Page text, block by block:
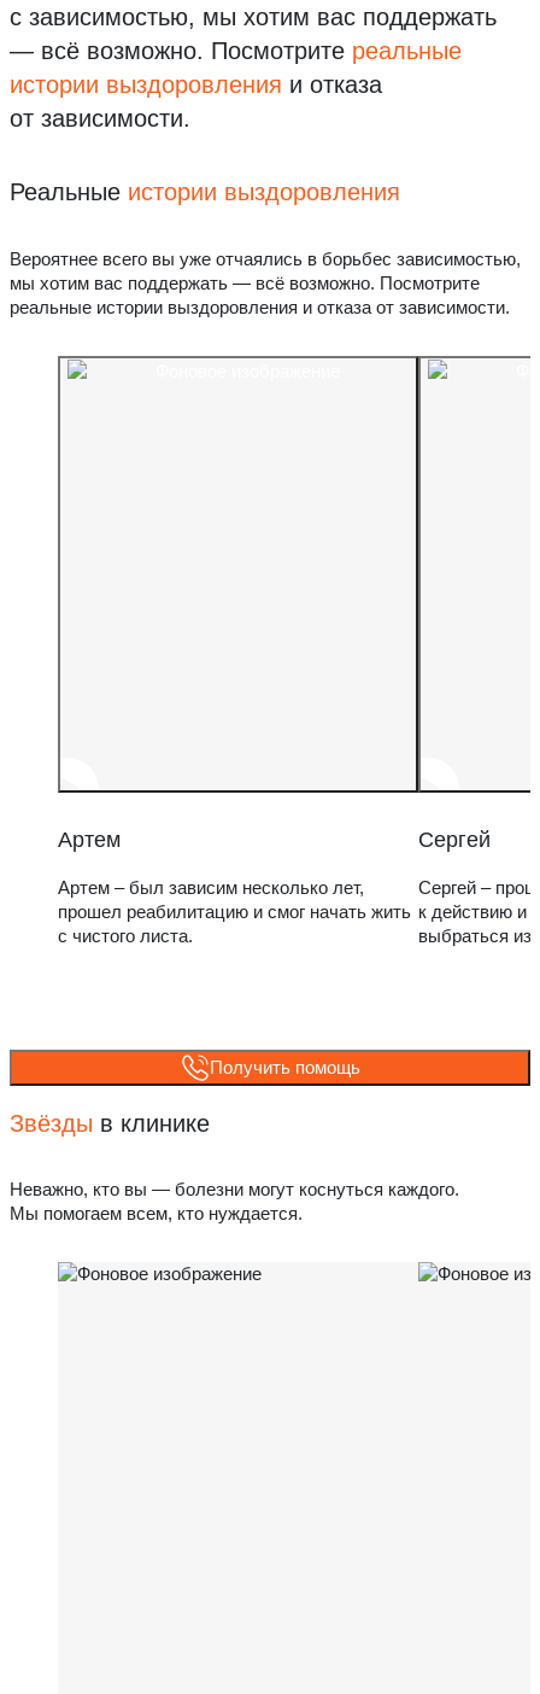
с зависимостью, мы хотим вас поддержать
— всё возможно. Посмотрите реальные
истории выздоровления и отказа
от зависимости.
Реальные истории выздоровления
Вероятнее всего вы уже отчаялись в борьбес зависимостью,
мы хотим вас поддержать — всё возможно. Посмотрите
реальные истории выздоровления и отказа от зависимости.
Артем
Артем – был зависим несколько лет,
прошел реабилитацию и смог начать жить
с чистого листа.
Сергей
Сергей –
к действию и
выбраться из
Получить помощь
Звёзды в клинике
Неважно, кто вы — болезни могут коснуться каждого.
Мы помогаем всем, кто нуждается.